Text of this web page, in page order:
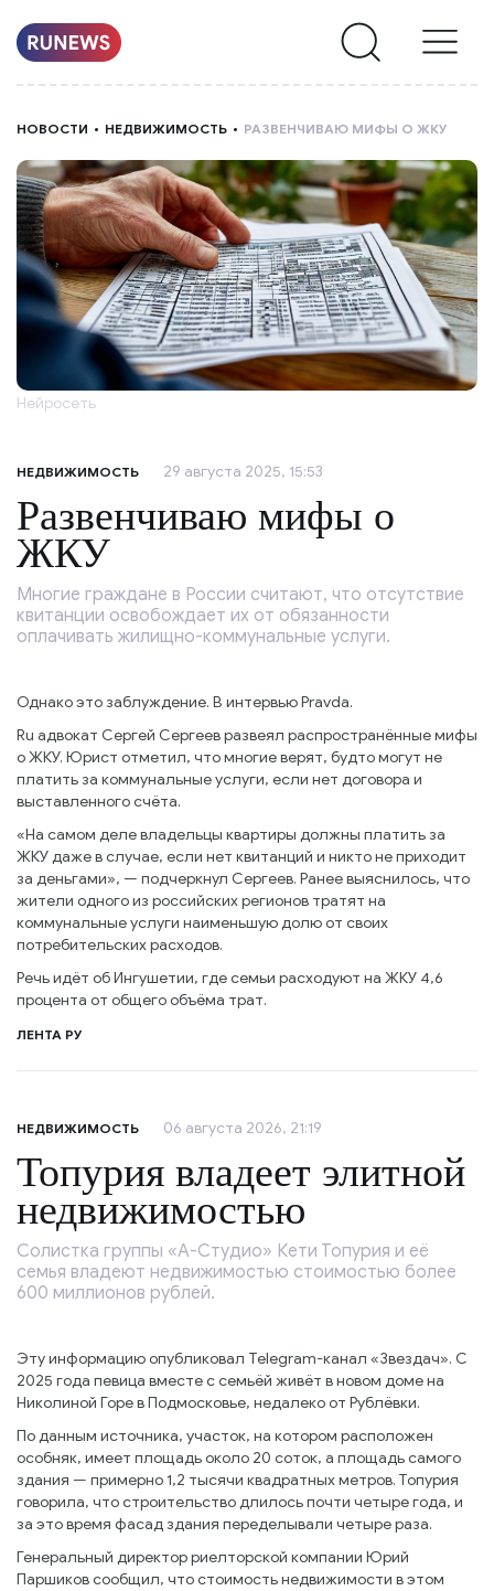
РУБРИКИ
О
НАС
НОВОСТИ НЕДВИЖИМОСТЬ РАЗВЕНЧИВАЮ МИФЫ О ЖКУ
Нейросеть
НЕДВИЖИМОСТЬ 29 августа 2025, 15:53
Развенчиваю мифы о
ЖКУ
Многие граждане в России считают, что отсутствие
квитанции освобождает их от обязанности
оплачивать жилищно-коммунальные услуги.
Однако это заблуждение. В интервью Pravda.
Ru адвокат Сергей Сергеев развеял распространённые мифы
о ЖКУ. Юрист отметил, что многие верят, будто могут не
платить за коммунальные услуги, если нет договора и
выставленного счёта.
«На самом деле владельцы квартиры должны платить за
ЖКУ даже в случае, если нет квитанций и никто не приходит
за деньгами», — подчеркнул Сергеев. Ранее выяснилось, что
жители одного из российских регионов тратят на
коммунальные услуги наименьшую долю от своих
потребительских расходов.
Речь идёт об Ингушетии, где семьи расходуют на ЖКУ 4,6
процента от общего объёма трат.
ЛЕНТА РУ
НЕДВИЖИМОСТЬ 06 августа 2026, 21:19
Топурия владеет элитной
недвижимостью
Солистка группы «А-Студио» Кети Топурия и её
семья владеют недвижимостью стоимостью более
600 миллионов рублей.
Эту информацию опубликовал Telegram-канал «Звездач». С
2025 года певица вместе с семьёй живёт в новом доме на
Николиной Горе в Подмосковье, недалеко от Рублёвки.
По данным источника, участок, на котором расположен
особняк, имеет площадь около 20 соток, а площадь самого
здания — примерно 1,2 тысячи квадратных метров. Топурия
говорила, что строительство длилось почти четыре года, и
за это время фасад здания переделывали четыре раза.
Генеральный директор риелторской компании Юрий
Паршиков сообщил, что стоимость недвижимости в этом